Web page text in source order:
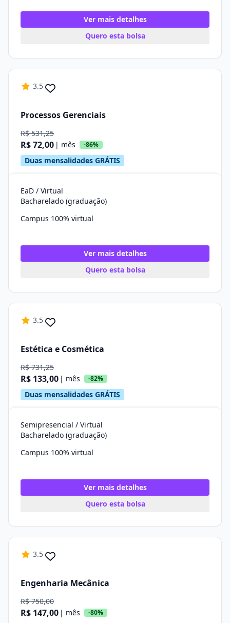
Ver mais detalhes
Quero esta bolsa
3.5
Processos Gerenciais
R$ 531,25
R$ 72,00 | mês -86%
Duas mensalidades GRÁTIS
EaD / Virtual
Bacharelado (graduação)
Campus 100% virtual
Ver mais detalhes
Quero esta bolsa
3.5
Estética e Cosmética
R$ 731,25
R$ 133,00 | mês -82%
Duas mensalidades GRÁTIS
Semipresencial / Virtual
Bacharelado (graduação)
Campus 100% virtual
Ver mais detalhes
Quero esta bolsa
3.5
Engenharia Mecânica
R$ 750,00
R$ 147,00 | mês -80%